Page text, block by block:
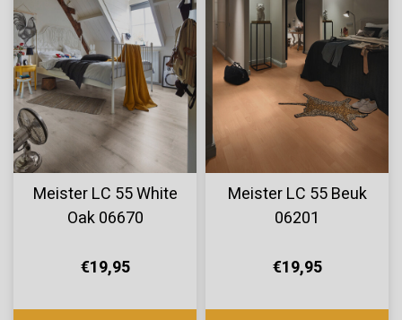
Meister LC 55 White
Oak 06670
€19,95
Meister LC 55 Beuk
06201
€19,95